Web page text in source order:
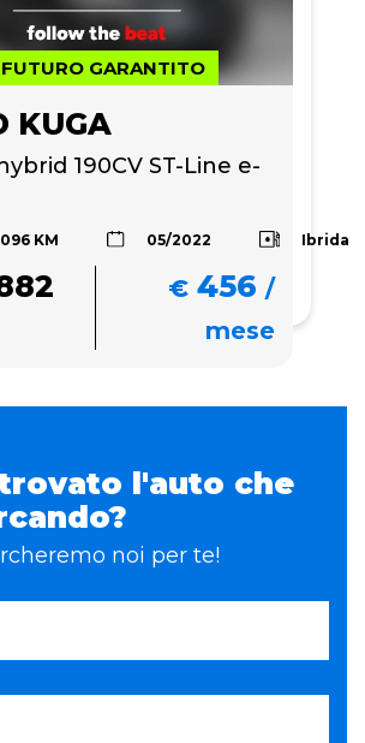
GARANTITO
KUGA
190CV ST-Line e-
KM 05/2022 Ibrida
€ 456 /
mese
l'auto che
noi per te!